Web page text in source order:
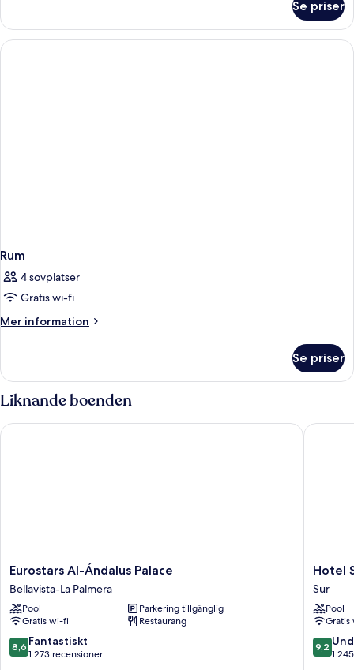
Se priser
Rum
4 sovplatser
Gratis wi-fi
Mer information
Mer
Se priser
Liknande boenden
Eurostars
Al-
Ándalus
Palace
Bellavista-
La
Palmera
Eurostars Al-Ándalus Palace
Bellavista-La Palmera
Pool
Parkering tillgänglig
Gratis wi-fi
Restaurang
8.6
av
8,6 Fantastiskt
1 273 recensioner
Eurostars Al-Ándalus Palace
Hotel
Sevilla
Center
Sur
Hotel
Sur
Pool
9.2
av
9,2
1
Hotel